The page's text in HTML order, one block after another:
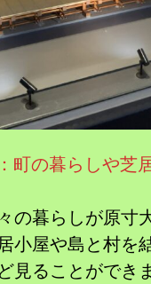
町の暮らしや芝
の暮らしが原寸
小屋や島と村を
見ることができ